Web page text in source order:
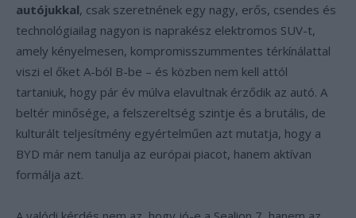
autójukkal, csak szeretnének egy nagy, erős, csendes és
technológiailag nagyon is naprakész elektromos SUV-t,
amely kényelmesen, kompromisszummentes térkínálattal
viszi el őket A-ból B-be – és közben nem kell attól
tartaniuk, hogy pár év múlva elavultnak érződik az autó. A
beltér minősége, a felszereltség szintje és a brutális, de
kulturált teljesítmény egyértelműen azt mutatja, hogy a
BYD már nem tanulja az európai piacot, hanem aktívan
formálja azt.